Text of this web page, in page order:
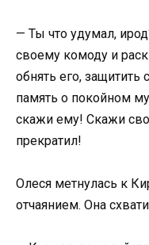
— Ты что удумал,
своему комоду и
обнять его,
память о покойном
скажи ему! Скажи
прекратил!
Олеся метнулась к
отчаянием. Она